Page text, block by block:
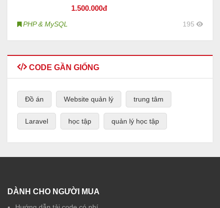
1.500.000đ
PHP & MySQL 195
CODE GẦN GIỐNG
Đồ án Website quản lý trung tâm
Laravel học tập quản lý học tập
DÀNH CHO NGƯỜI MUA